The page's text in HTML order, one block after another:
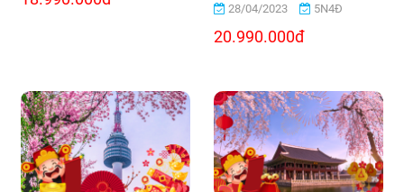
28/04/2023
5N4Đ
20.990.000đ